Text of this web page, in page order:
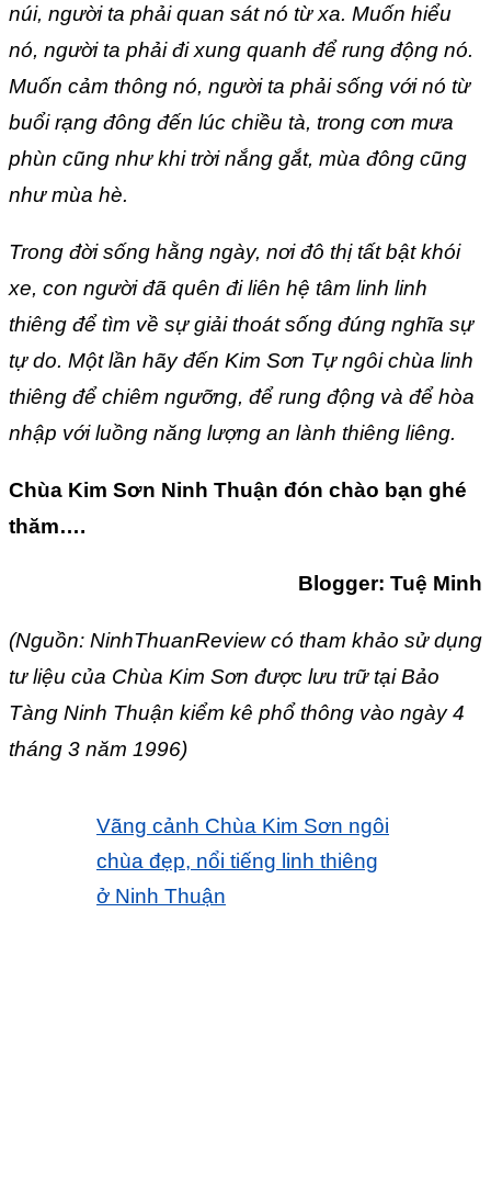
núi, người ta phải quan sát nó từ xa. Muốn hiểu
nó, người ta phải đi xung quanh để rung động nó.
Muốn cảm thông nó, người ta phải sống với nó từ
buổi rạng đông đến lúc chiều tà, trong cơn mưa
phùn cũng như khi trời nắng gắt, mùa đông cũng
như mùa hè.
Trong đời sống hằng ngày, nơi đô thị tất bật khói
xe, con người đã quên đi liên hệ tâm linh linh
thiêng để tìm về sự giải thoát sống đúng nghĩa sự
tự do. Một lần hãy đến Kim Sơn Tự ngôi chùa linh
thiêng để chiêm ngưỡng, để rung động và để hòa
nhập với luồng năng lượng an lành thiêng liêng.
Chùa Kim Sơn Ninh Thuận đón chào bạn ghé
thăm….
Blogger: Tuệ Minh
(Nguồn: NinhThuanReview có tham khảo sử dụng
tư liệu của Chùa Kim Sơn được lưu trữ tại Bảo
Tàng Ninh Thuận kiểm kê phổ thông vào ngày 4
tháng 3 năm 1996)
Vãng cảnh Chùa Kim Sơn ngôi
chùa đẹp, nổi tiếng linh thiêng
ở Ninh Thuận